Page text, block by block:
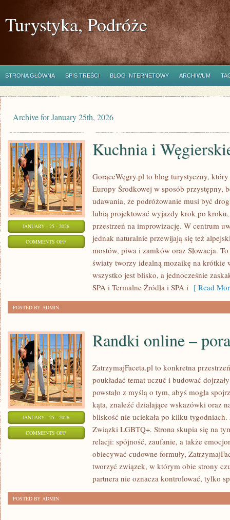
Turystyka, Podróże
STRONA GŁÓWNA SPIS TREŚCI BLOG INTERNETOWY ARCHIWUM
Archive for January 25th, 2026
JANUARY - 25 - 2026
COMMENTS OFFON
WĘGIERSKIE
Kuchnia i
GorąceWęgry.pl to blog turystyczny,
Europy Środkowej w sposób przystępny,
udawania, że podróżowanie musi być
lubią projektować wyjazdy krok po kroku,
przestrzeń na improwizację. W centrum
jednak naturalnie przewijają się też
mostów, piwa i zamków oraz Słowacja.
światy tworzy idealną mozaikę na krótkie
wszystko jest blisko, a jednocześnie
SPA i Termalne Źródła i SPA i [ Read
POSTED BY ADMIN
JANUARY - 25 - 2026
COMMENTS OFFON
Randki online –
ZatrzymajFaceta.pl to konkretna
poukładać temat uczuć i budować
powstało z myślą o tym, abyś mogła
kąta, znaleźć działające wskazówki oraz
bliskość nie uciekała po kilku
Związki LGBTQ+. Strona skupia się na
relacji: spójność, zaufanie, a także
obiecywać cudowne formuły,
tworzyć związek, w którym obie strony
partnera nie oznacza kontrolować, tylko
POSTED BY ADMIN